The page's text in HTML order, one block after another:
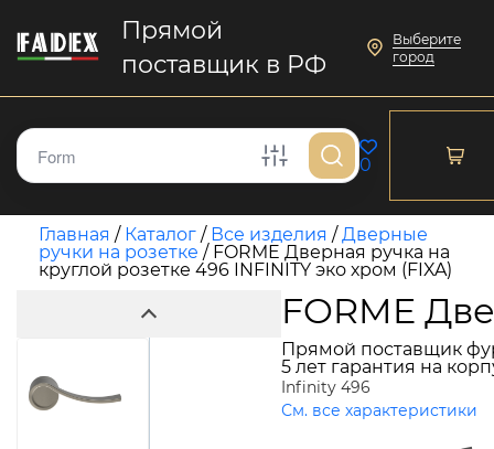
Прямой
поставщик в РФ
Выберите
город
0
Главная / Каталог / Все изделия /Дверные
ручки на розетке / FORME Дверная ручка на
круглой розетке 496 INFINITY эко хром (FIXA)
FORME
Прямой поставщик
5 лет гарантия на
Infinity 496
См. все характеристики